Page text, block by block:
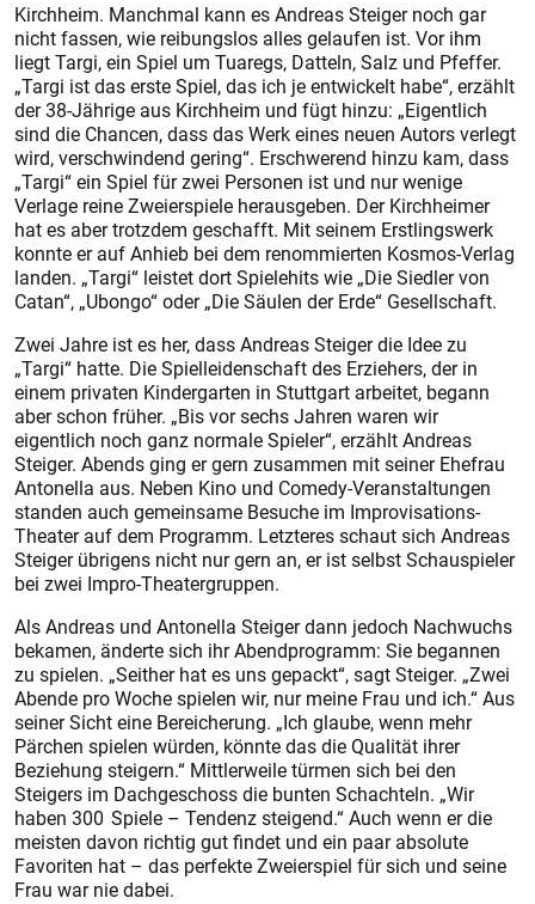
Kirchheim. Manchmal kann es And­reas Steiger noch gar
nicht fassen, wie reibungslos alles gelaufen ist. Vor ihm
liegt Targi, ein Spiel um Tuaregs, Datteln, Salz und Pfeffer.
„Targi ist das erste Spiel, das ich je entwickelt habe“, erzählt
der 38-Jährige aus Kirchheim und fügt hinzu: „Eigentlich
sind die Chancen, dass das Werk eines neuen Autors verlegt
wird, verschwindend gering“. Erschwerend hinzu kam, dass
„Targi“ ein Spiel für zwei Personen ist und nur wenige
Verlage reine Zweierspiele herausgeben. Der Kirchheimer
hat es aber trotzdem geschafft. Mit seinem Erstlingswerk
konnte er auf Anhieb bei dem renommierten Kosmos-Verlag
landen. „Targi“ leistet dort Spielehits wie „Die Siedler von
Catan“, „Ubongo“ oder „Die Säulen der Erde“ Gesellschaft.
Zwei Jahre ist es her, dass Andreas Steiger die Idee zu
„Targi“ hatte. Die Spielleidenschaft des Erziehers, der in
einem privaten Kindergarten in Stuttgart arbeitet, begann
aber schon früher. „Bis vor sechs Jahren waren wir
eigentlich noch ganz normale Spieler“, erzählt Andreas
Steiger. Abends ging er gern zusammen mit seiner Ehefrau
Antonella aus. Neben Kino und Comedy-Veranstaltungen
standen auch gemeinsame Besuche im Improvisations-
Theater auf dem Programm. Letzteres schaut sich And­reas
Steiger übrigens nicht nur gern an, er ist selbst Schauspieler
bei zwei Impro-Theatergruppen.
Als Andreas und Antonella Steiger dann jedoch Nachwuchs
bekamen, änderte sich ihr Abendprogramm: Sie begannen
zu spielen. „Seither hat es uns gepackt“, sagt Steiger. „Zwei
Abende pro Woche spielen wir, nur meine Frau und ich.“ Aus
seiner Sicht eine Bereicherung. „Ich glaube, wenn mehr
Pärchen spielen würden, könnte das die Qualität ihrer
Beziehung steigern.“ Mittlerweile türmen sich bei den
Steigers im Dachgeschoss die bunten Schachteln. „Wir
haben 300 Spiele – Tendenz steigend.“ Auch wenn er die
meisten davon richtig gut findet und ein paar absolute
Favoriten hat – das perfekte Zweierspiel für sich und seine
Frau war nie dabei.